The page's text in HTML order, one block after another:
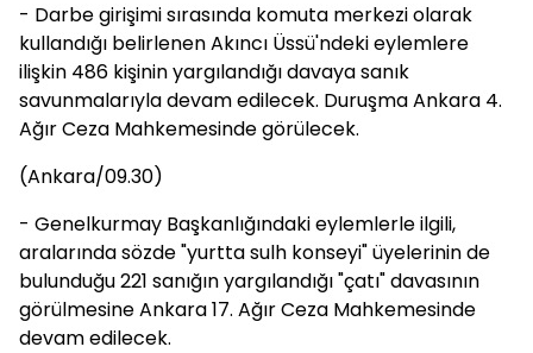
- Darbe girişimi sırasında komuta merkezi olarak
kullandığı belirlenen Akıncı Üssü'ndeki eylemlere
ilişkin 486 kişinin yargılandığı davaya sanık
savunmalarıyla devam edilecek. Duruşma Ankara 4.
Ağır Ceza Mahkemesinde görülecek.
(Ankara/09.30)
- Genelkurmay Başkanlığındaki eylemlerle ilgili,
aralarında sözde "yurtta sulh konseyi" üyelerinin de
bulunduğu 221 sanığın yargılandığı "çatı" davasının
görülmesine Ankara 17. Ağır Ceza Mahkemesinde
devam edilecek.